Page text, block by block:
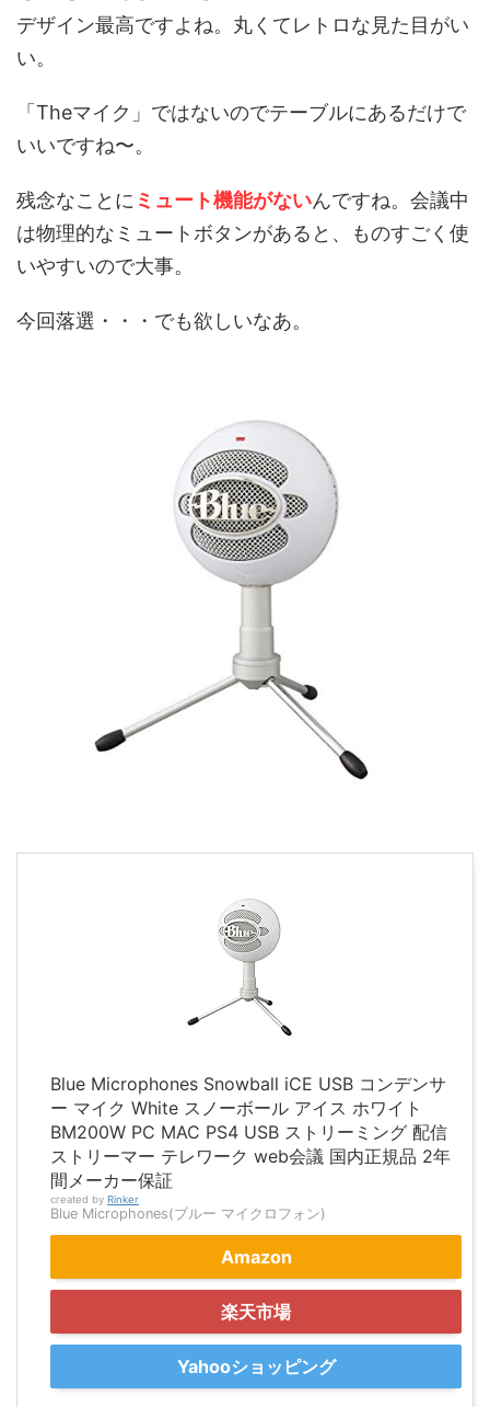
デザイン最高ですよね。丸くてレトロな見た目がい
い。
「Theマイク」ではないのでテーブルにあるだけで
いいですね〜。
残念なことに ミュート機能がないんですね。会議中
は物理的なミュートボタンがあると、ものすごく使
いやすいので大事。
今回落選・・・でも欲しいなあ。
Blue Microphones Snowball iCE USB コンデンサ
ー マイク White スノーボール アイス ホワイト
BM200W PC MAC PS4 USB ストリーミング 配信
ストリーマー テレワーク web会議 国内正規品 2年
間メーカー保証
created by Rinker
Blue Microphones(ブルー マイクロフォン)
Amazon
楽天市場
Yahooショッピング